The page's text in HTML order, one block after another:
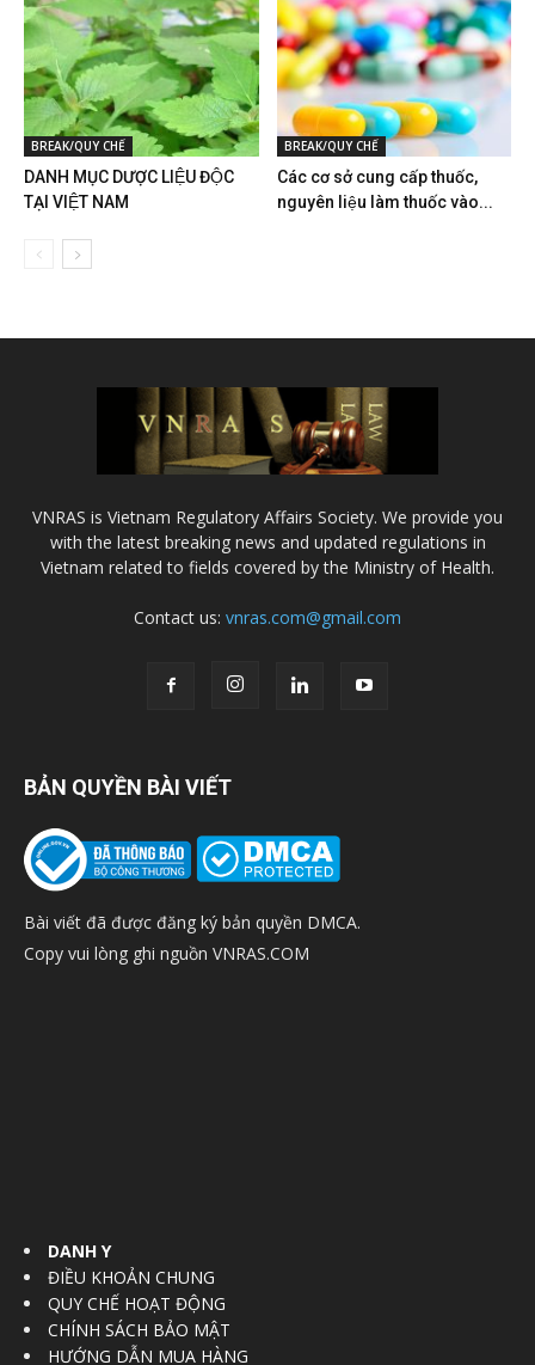
BREAK/QUY CHẾ
DANH MỤC DƯỢC LIỆU ĐỘC
TẠI VIỆT NAM
BREAK/QUY CHẾ
Các cơ sở cung cấp thuốc,
nguyên liệu làm thuốc vào...
VNRAS is Vietnam Regulatory Affairs Society. We provide you
with the latest breaking news and updated regulations in
Vietnam related to fields covered by the Ministry of Health.
Contact us: vnras.com@gmail.com
BẢN QUYỀN BÀI VIẾT
Bài viết đã được đăng ký bản quyền DMCA.
Copy vui lòng ghi nguồn VNRAS.COM
DANH Y
ĐIỀU KHOẢN CHUNG
QUY CHẾ HOẠT ĐỘNG
CHÍNH SÁCH BẢO MẬT
HƯỚNG DẪN MUA HÀNG